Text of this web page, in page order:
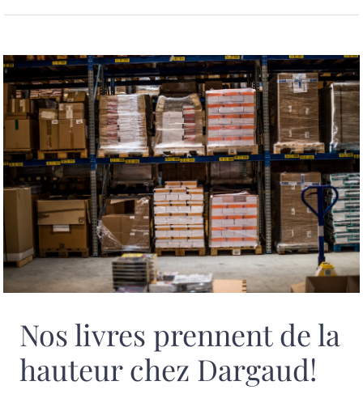
Nos livres prennent de la
hauteur chez Dargaud!